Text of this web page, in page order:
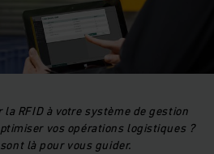
RFID à votre système de gestion
vos opérations logistiques ?
là pour vous guider.